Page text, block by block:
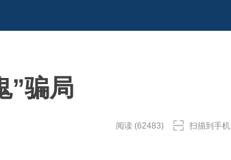
”骗局
阅读 (62483) 扫描到手机